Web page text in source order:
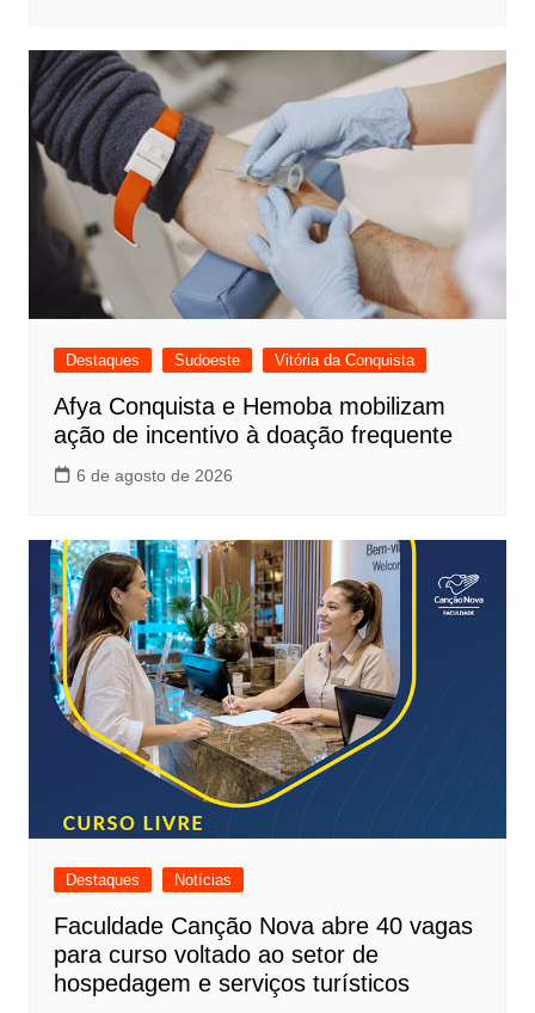
Destaques Sudoeste Vitória da Conquista
Afya Conquista e Hemoba mobilizam
ação de incentivo à doação frequente
6 de agosto de 2026
Destaques Notícias
Faculdade Canção Nova abre 40 vagas
para curso voltado ao setor de
hospedagem e serviços turísticos